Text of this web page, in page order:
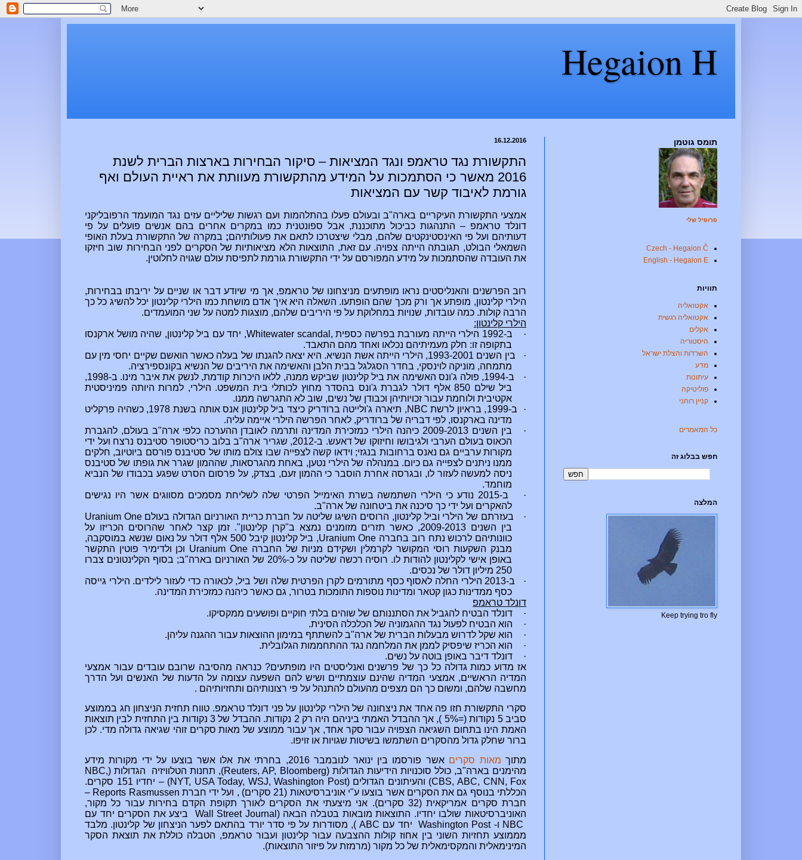
Hegaion H
16.12.2016
התקשורת נגד טראמפ ונגד המציאות – סיקור הבחירות בארצות הברית לשנת
2016 מאשר כי הסתמכות על המידע מהתקשורת מעוותת את ראיית העולם ואף
גורמת לאיבוד קשר עם המציאות
אמצעי התקשורת העיקריים בארה"ב ובעולם פעלו בהתלהמות ועם רגשות שליליים עזים נגד המועמד הרפובליקני
דונלד טראמפ – התנהגות כביכול מתוכננת, אבל ספונטנית כמו במקרים אחרים בהם אנשים פועלים על פי
דעותיהם ועל פי האינסטינקטים שלהם, מבלי שיצטרכו לתאם את פעולותיהם; במקרה של התקשורת בעלת האופי
השמאלי הבולט, תגובתה הייתה צפויה. עם זאת, התוצאות הלא מציאותיות של הסקרים לפני הבחירות שוב חיזקו
את העובדה שהסתמכות על מידע המפורסם על ידי התקשורת גורמת לתפיסת עולם שגויה לחלוטין.
רוב הפרשנים והאנליסטים נראו מופתעים מניצחונו של טראמפ, אך מי שיודע דבר או שניים על יריבתו בבחירות,
הילרי קלינטון, מופתע אך ורק מכך שהם הופתעו. השאלה היא איך אדם מושחת כמו הילרי קלינטון יכל להשיג כל כך
הרבה קולות. כמה עובדות, שנויות במחלוקת על פי היריבים שלהם, מוצגות למטה על שני המועמדים.
הילרי קלינטון:
·
ב-1992 הילרי הייתה מעורבת בפרשה כספית , Whitewater scandal
, יחד עם ביל קלינטון, שהיה מושל ארקנסו
בתקופה זו: חלק מעמיתיהם נכלאו ואחד מהם התאבד.
·
בין השנים 1993-2001, הילרי הייתה אשת הנשיא. היא יצאה להגנתו של בעלה כאשר הואשם שקיים יחסי מין
עם
מתמחה, מוניקה לוינסקי, בחדר הסגלגל בבית הלבן והאשימה את היריבים של הנשיא בקונספירציה.
·
ב-1994, פולה ג'ונס האשימה את ביל קלינטון שביקש ממנה, ללאו היכרות קודמת, לנשק את איבר מינו. ב-1998,
ביל שילם 850 אלף דולר לגברת ג'ונס בהסדר מחוץ לכותלי בית המשפט. הילרי, למרות היותה פמיניסטית
אקטיבית ולוחמת עבור זכויותיהן וכבודן של נשים, שוב לא התגרשה ממנו.
·
ב-1999, בראיון לרשת NBC
, תיארה ג'ולייטה ברודריק כיצד ביל קלינטון אנס אותה בשנת 1978, כשהיה פרקליט
מדינה בארקנסו, לפי דבריה של ברודריק, לאחר הפרשה הילרי איימה עליה.
·
בין השנים 2009-2013 כיהנה הילרי כמזכירת המדינה ותרמה לאובדן ההערכה כלפי ארה"ב בעולם, להגברת
הכאוס בעולם הערבי ולגיבושו וחיזוקו של דאעש. ב-2012, שגריר ארה"ב בלוב כריסטופר סטיבנס נרצח ועל ידי
מקורות ערביים גם נאנס ברחובות בנגזי; וידאו קשה לצפייה שבו צולם מותו של סטיבנס פורסם ביוטיוב, חלקים
ממנו ניתנים לצפייה גם כיום. במנהלה של הילרי נטען, באחת מהגרסאות, שההמון שגרר את גופתו של סטיבנס
ניסה למעשה לעזור לו, ובגרסה אחרת הוסבר כי ההמון זעם, בצדק, על פרסום הסרט שפגע בכבודו של הנביא
מוחמד.
·
ב-2015 נודע כי הילרי השתמשה בשרת האימייל הפרטי שלה לשליחת מסמכים מסווגים אשר היו נגישים
להאקרים ועל ידי כך סיכנה את ביטחונה של ארה"ב.
·
בעזרתם של הילרי וביל קלינטון, הרוסים השיגו שליטה על חברת כריית האורניום הגדולה בעולםUranium One
בין השנים 2009-2013, כאשר תזרים מזומנים נמצא ב"קרן קלינטון
". זמן קצר לאחר שהרוסים הכריזו על
כוונותיהם לרכוש נתח רוב בחברה Uranium One
, ביל קלינטון קיבל 500 אלף דולר על נאום שנשא במוסקבה,
מבנק השקעות רוסי המקושר לקרמלין ושקידם מניות של החברה Uranium One וכן ולדימיר פוטין התקשר
באופן אישי לקלינטון להודות לו. רוסיה רכשה שליטה על כ-20% של האורניום בארה"ב; בסוף הקלינטונים צברו
250 מיליון דולר של נכסים.
·
ב-2013 הילרי החלה לאסוף כסף מתורמים לקרן הפרטית שלה ושל ביל, לכאורה כדי לעזור לילדים. הילרי גייסה
כסף ממדינות כגון קטאר ומדינות נוספות התומכות בטרור, גם כאשר כיהנה כמזכירת המדינה.
דונלד טראמפ
·
דונלד הבטיח להגביל את הסתננותם של שוהים בלתי חוקיים ופושעים ממקסיקו.
·
הוא הבטיח לפעול נגד ההגמוניה של הכלכלה הסינית.
·
הוא שקל לדרוש מבעלות הברית של ארה"ב להשתתף במימון ההוצאות עבור ההגנה עליהן.
·
הוא הכריז שיפסיק לממן את המלחמה נגד ההתחממות הגלובלית.
·
דונלד דיבר באופן בוטה על נשים.
אז מדוע כמות גדולה כל כך של פרשנים ואנליסטים היו מופתעים? כנראה מהסיבה שרובם עובדים עבור אמצעי
המדיה הראשיים, אמצעי המדיה שהינם עוצמתיים ושיש להם השפעה עצומה על הדעות של האנשים ועל הדרך
מחשבה שלהם, ומשום כך הם מצפים מהעולם להתנהל על פי רצונותיהם ותחזיותיהם .
סקרי התקשורת חזו פה אחד את ניצחונה של הילרי קלינטון על פני דונלד טראמפ. טווח תחזית הניצחון חג בממוצע
סביב 5 נקודות (=5% ), אך ההבדל האמתי ביניהם היה רק 2 נקודות. ההבדל של 3 נקודות בין התחזית לבין תוצאות
האמת הינו בתחום השגיאה הצפויה עבור סקר אחד, אך עבור ממוצע של מאות סקרים זוהי שגיאה גדולה מדי. לכן
ברור שחלק גדול מהסקרים השתמשו בשיטות שגויות או זויפו.
מתוך מאות סקרים
אשר פורסמו בין ינואר לנובמבר 2016, בחרתי את אלו אשר בוצעו על ידי מקורות מידע
מהימנים בארה"ב, כולל סוכנויות הידיעות הגדולות (Reuters, AP, Bloomberg
), תחנות הטלוויזיה הגדולות (NBC,
CBS, ABC, CNN, Fox) והעיתונים הגדולים (NYT, USA Today, WSJ, Washington Post
) – יחדיו 151 סקרים.
הכללתי בנוסף גם את הסקרים אשר בוצעו ע"י אוניברסיטאות (21 סקרים) , ועל ידי חברת
Rasmussen
Reports
–
חברת סקרים אמריקאית (32 סקרים). אני מיצעתי את הסקרים לאורך תקופת הקדם בחירות עבור כל מקור,
האוניברסיטאות שולבו יחדיו. התוצאות מובאות בטבלה הבאה ( Wall Street Journal
ביצע את הסקרים יחד עם
NBC ו-Washington Post יחד עם ABC ), מסודרות על פי סדר יורד בהתאם לפער הניצחון של קלינטון. מלבד
מממוצע תחזיות השוני בין אחוז קולות ההצבעה עבור קלינטון ועבור טראמפ, הטבלה כוללת את תוצאת הסקר
המינימאלית והמקסימאלית של כל מקור (מרמזת על פיזור התוצאות).
תומס גוטמן
פרופיל שלי
Czech - Hegaion Č
English - Hegaion E
תוויות
אקטואליה
אקטואליה רגשית
אקלים
היסטוריה
השרדות והצלת ישראל
מדע
עיתונות
פוליטיקה
קניין רוחני
כל המאמרים
חפש בבלוג זה
המלצה
Keep trying tro fly